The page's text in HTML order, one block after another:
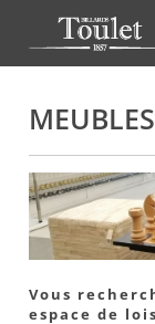
Vous
espace de